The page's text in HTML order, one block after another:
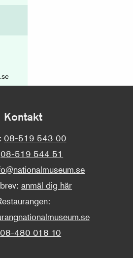
Kontakt
08-519 543 00
08-519 544 51
anmäl dig här
08-480 018 10